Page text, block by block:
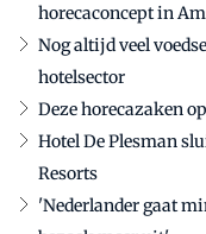
horecaconcept in
Nog altijd veel
hotelsector
Deze horecazaken
Hotel De Plesman
Resorts
'Nederlander gaat